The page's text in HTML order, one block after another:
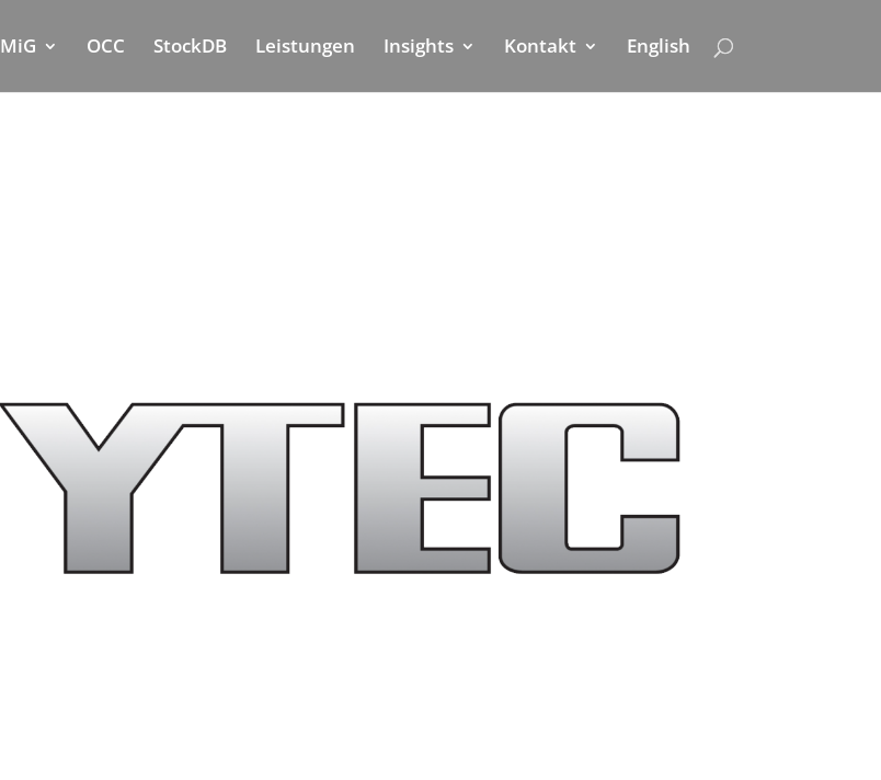
MiG OCC StockDB Leistungen Insights Kontakt English